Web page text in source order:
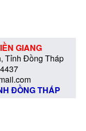
GIANG
Tỉnh Đồng Tháp
ĐỒNG THÁP